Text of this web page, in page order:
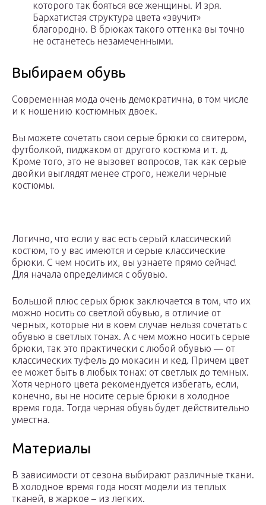
которого так бояться все женщины. И зря.
Бархатистая структура цвета «звучит»
благородно. В брюках такого оттенка вы точно
не останетесь незамеченными.
Выбираем обувь
Современная мода очень демократична, в том числе
и к ношению костюмных двоек.
Вы можете сочетать свои серые брюки со свитером,
футболкой, пиджаком от другого костюма и т. д.
Кроме того, это не вызовет вопросов, так как серые
двойки выглядят менее строго, нежели черные
костюмы.
Логично, что если у вас есть серый классический
костюм, то у вас имеются и серые классические
брюки. С чем носить их, вы узнаете прямо сейчас!
Для начала определимся с обувью.
Большой плюс серых брюк заключается в том, что их
можно носить со светлой обувью, в отличие от
черных, которые ни в коем случае нельзя сочетать с
обувью в светлых тонах. А с чем можно носить серые
брюки, так это практически с любой обувью — от
классических туфель до мокасин и кед. Причем цвет
ее может быть в любых тонах: от светлых до темных.
Хотя черного цвета рекомендуется избегать, если,
конечно, вы не носите серые брюки в холодное
время года. Тогда черная обувь будет действительно
уместна.
Материалы
В зависимости от сезона выбирают различные ткани.
В холодное время года носят модели из теплых
тканей, в жаркое – из легких.